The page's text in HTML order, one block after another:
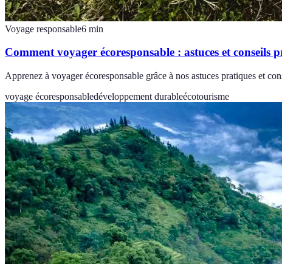
Voyage responsable6 min
Comment voyager écoresponsable : astuces et conseils
Apprenez à voyager écoresponsable grâce à nos astuces pratiques et
voyage écoresponsabledéveloppement durableécotourisme